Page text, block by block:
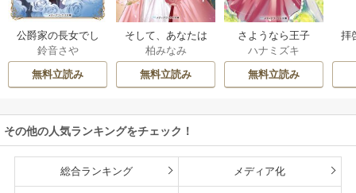
公爵家の長女でし
た
鈴音さや
無料立読み
そして、あなたは
私を捨てる
柏みなみ
無料立読み
さようなら王子
様、どうか私のこ
とは忘れてくださ
い
ハナミズキ
無料立読み
拝
その他の人気ランキングをチェック！
総合ランキング メディア化